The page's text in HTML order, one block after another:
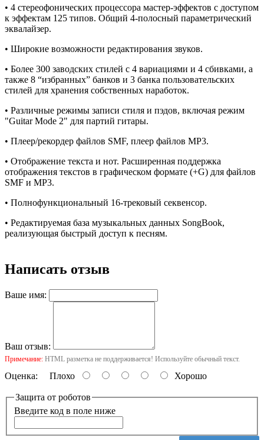
• 4 стереофонических процессора мастер-эффектов с доступом
к эффектам 125 типов. Общий 4-полосный параметрический
эквалайзер.
• Широкие возможности редактирования звуков.
• Более 300 заводских стилей с 4 вариациями и 4 сбивками, а
также 8 “избранных” банков и 3 банка пользовательских
стилей для хранения собственных наработок.
• Различные режимы записи стиля и пэдов, включая режим
"Guitar Mode 2" для партий гитары.
• Плеер/рекордер файлов SMF, плеер файлов MP3.
• Отображение текста и нот. Расширенная поддержка
отображения текстов в графическом формате (+G) для файлов
SMF и MP3.
• Полнофункциональный 16-трековый секвенсор.
• Редактируемая база музыкальных данных SongBook,
реализующая быстрый доступ к песням.
Написать отзыв
Ваше имя:
Ваш отзыв:
Примечание: HTML разметка не поддерживается! Используйте обычный текст.
Оценка: Плохо Хорошо
Защита от роботов
Введите код в поле ниже